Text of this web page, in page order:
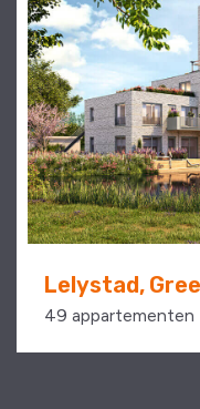
Lelystad,
49 appartementen